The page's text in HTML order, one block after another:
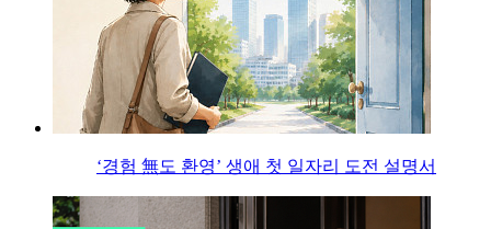
‘경험 無도 환영’ 생애 첫 일자리 도전 설명서